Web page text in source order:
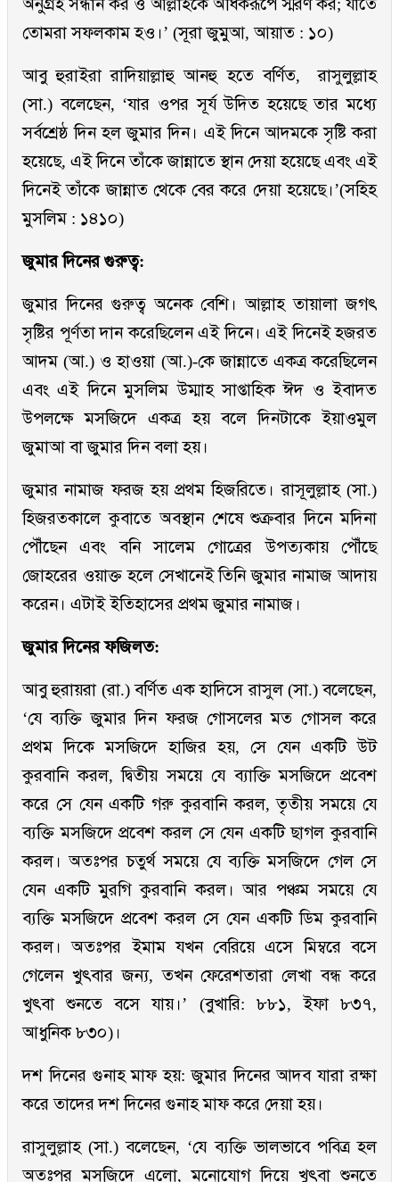
অনুগ্রহ সন্ধান কর ও আল্লাহকে অধিকরূপে স্মরণ কর; যাতে
তোমরা সফলকাম হও।’ (সূরা জুমুআ, আয়াত : ১০)
আবু হুরাইরা রাদিয়াল্লাহু আনহু হতে বর্ণিত, রাসুলুল্লাহ
(সা.) বলেছেন, ‘যার ওপর সূর্য উদিত হয়েছে তার মধ্যে
সর্বশ্রেষ্ঠ দিন হল জুমার দিন। এই দিনে আদমকে সৃষ্টি করা
হয়েছে, এই দিনে তাঁকে জান্নাতে স্থান দেয়া হয়েছে এবং এই
দিনেই তাঁকে জান্নাত থেকে বের করে দেয়া হয়েছে।’(সহিহ
মুসলিম : ১৪১০)
জুমার দিনের গুরুত্ব:
জুমার দিনের গুরুত্ব অনেক বেশি। আল্লাহ তায়ালা জগৎ
সৃষ্টির পূর্ণতা দান করেছিলেন এই দিনে। এই দিনেই হজরত
আদম (আ.) ও হাওয়া (আ.)-কে জান্নাতে একত্র করেছিলেন
এবং এই দিনে মুসলিম উম্মাহ সাপ্তাহিক ঈদ ও ইবাদত
উপলক্ষে মসজিদে একত্র হয় বলে দিনটাকে ইয়াওমুল
জুমাআ বা জুমার দিন বলা হয়।
জুমার নামাজ ফরজ হয় প্রথম হিজরিতে। রাসূলুল্লাহ (সা.)
হিজরতকালে কুবাতে অবস্থান শেষে শুক্রবার দিনে মদিনা
পৌঁছেন এবং বনি সালেম গোত্রের উপত্যকায় পৌঁছে
জোহরের ওয়াক্ত হলে সেখানেই তিনি জুমার নামাজ আদায়
করেন। এটাই ইতিহাসের প্রথম জুমার নামাজ।
জুমার দিনের ফজিলত:
আবু হুরায়রা (রা.) বর্ণিত এক হাদিসে রাসুল (সা.) বলেছেন,
‘যে ব্যক্তি জুমার দিন ফরজ গোসলের মত গোসল করে
প্রথম দিকে মসজিদে হাজির হয়, সে যেন একটি উট
কুরবানি করল, দ্বিতীয় সময়ে যে ব্যাক্তি মসজিদে প্রবেশ
করে সে যেন একটি গরু কুরবানি করল, তৃতীয় সময়ে যে
ব্যক্তি মসজিদে প্রবেশ করল সে যেন একটি ছাগল কুরবানি
করল। অতঃপর চতুর্থ সময়ে যে ব্যক্তি মসজিদে গেল সে
যেন একটি মুরগি কুরবানি করল। আর পঞ্চম সময়ে যে
ব্যক্তি মসজিদে প্রবেশ করল সে যেন একটি ডিম কুরবানি
করল। অতঃপর ইমাম যখন বেরিয়ে এসে মিম্বরে বসে
গেলেন খুৎবার জন্য, তখন ফেরেশতারা লেখা বন্ধ করে
খুৎবা শুনতে বসে যায়।’ (বুখারি: ৮৮১, ইফা ৮৩৭,
আধুনিক ৮৩০)।
দশ দিনের গুনাহ মাফ হয়: জুমার দিনের আদব যারা রক্ষা
করে তাদের দশ দিনের গুনাহ মাফ করে দেয়া হয়।
রাসুলুল্লাহ (সা.) বলেছেন, ‘যে ব্যক্তি ভালভাবে পবিত্র হল
অতঃপর মসজিদে এলো, মনোযোগ দিয়ে খুৎবা শুনতে